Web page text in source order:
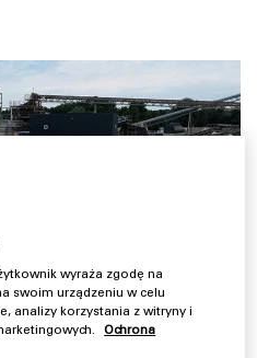
wyraża zgodę na
swoim urządzeniu w celu
analizy korzystania z witryny i
Ochrona